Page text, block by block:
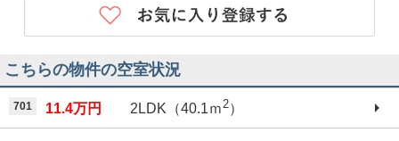
こちらの物件の空室状況
701 11.4万円 2LDK（40.1ｍ 2）